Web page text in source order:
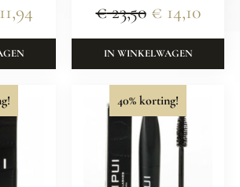
11,94 €23,50 € 14,10
IN WINKELWAGEN
40% korting!